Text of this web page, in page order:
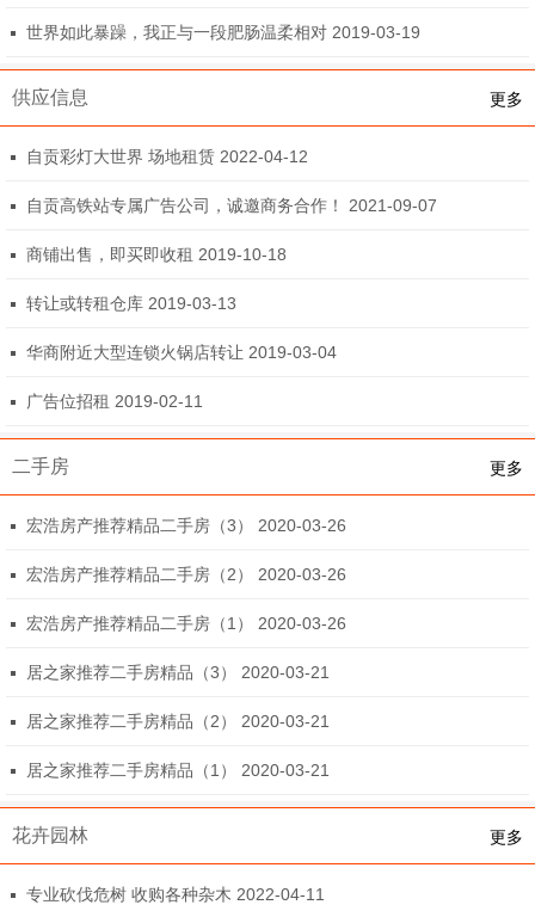
世界如此暴躁，我正与一段肥肠温柔相对 2019-03-19
供应信息 更多
自贡彩灯大世界 场地租赁 2022-04-12
自贡高铁站专属广告公司，诚邀商务合作！ 2021-09-07
商铺出售，即买即收租 2019-10-18
转让或转租仓库 2019-03-13
华商附近大型连锁火锅店转让 2019-03-04
广告位招租 2019-02-11
二手房 更多
宏浩房产推荐精品二手房（3） 2020-03-26
宏浩房产推荐精品二手房（2） 2020-03-26
宏浩房产推荐精品二手房（1） 2020-03-26
居之家推荐二手房精品（3） 2020-03-21
居之家推荐二手房精品（2） 2020-03-21
居之家推荐二手房精品（1） 2020-03-21
花卉园林 更多
专业砍伐危树 收购各种杂木 2022-04-11